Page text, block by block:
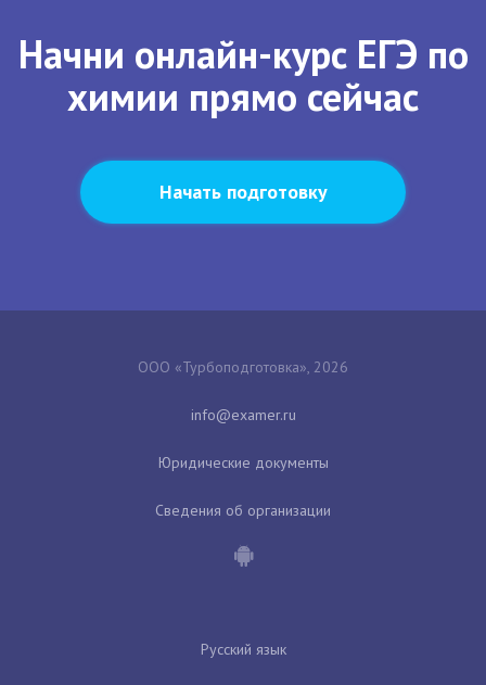
Начни онлайн-курс ЕГЭ по
химии прямо сейчас
Начать подготовку
ООО «Турбоподготовка», 2026
Юридические документы
Сведения об организации
Русский язык